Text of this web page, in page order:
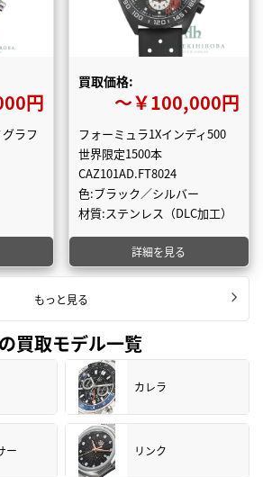
円
ラフ
買取価格:
〜￥100,000円
フォーミュラ1Xインディ500
世界限定1500本
CAZ101AD.FT8024
色:ブラック／シルバー
材質:ステンレス（DLC加工）
詳細を見る
もっと見る
買取モデル一覧
カレラ
ー リンク